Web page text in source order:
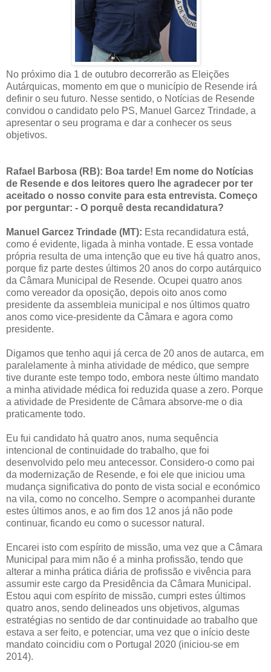
No próximo dia 1 de outubro decorrerão as Eleições
Autárquicas, momento em que o município de Resende irá
definir o seu futuro. Nesse sentido, o Notícias de Resende
convidou o candidato pelo PS, Manuel Garcez Trindade, a
apresentar o seu programa e dar a conhecer os seus
objetivos.
Rafael Barbosa (RB): Boa tarde! Em nome do Notícias
de Resende e dos leitores quero lhe agradecer por ter
aceitado o nosso convite para esta entrevista. Começo
por perguntar: - O porquê desta recandidatura?
Manuel Garcez Trindade (MT): Esta recandidatura está,
como é evidente, ligada à minha vontade. E essa vontade
própria resulta de uma intenção que eu tive há quatro anos,
porque fiz parte destes últimos 20 anos do corpo autárquico
da Câmara Municipal de Resende. Ocupei quatro anos
como vereador da oposição, depois oito anos como
presidente da assembleia municipal e nos últimos quatro
anos como vice-presidente da Câmara e agora como
presidente.
Digamos que tenho aqui já cerca de 20 anos de autarca, em
paralelamente à minha atividade de médico, que sempre
tive durante este tempo todo, embora neste último mandato
a minha atividade médica foi reduzida quase a zero. Porque
a atividade de Presidente de Câmara absorve-me o dia
praticamente todo.
Eu fui candidato há quatro anos, numa sequência
intencional de continuidade do trabalho, que foi
desenvolvido pelo meu antecessor. Considero-o como pai
da modernização de Resende, e foi ele que iniciou uma
mudança significativa do ponto de vista social e económico
na vila, como no concelho. Sempre o acompanhei durante
estes últimos anos, e ao fim dos 12 anos já não pode
continuar, ficando eu como o sucessor natural.
Encarei isto com espírito de missão, uma vez que a Câmara
Municipal para mim não é a minha profissão, tendo que
alterar a minha prática diária de profissão e vivência para
assumir este cargo da Presidência da Câmara Municipal.
Estou aqui com espírito de missão, cumpri estes últimos
quatro anos, sendo delineados uns objetivos, algumas
estratégias no sentido de dar continuidade ao trabalho que
estava a ser feito, e potenciar, uma vez que o início deste
mandato coincidiu com o Portugal 2020 (iniciou-se em
2014).